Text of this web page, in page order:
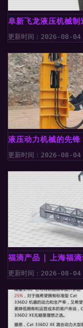
阜新飞龙液压机械
更新时间：2026-08-
液压动力机械的先
更新时间：2026-08-
福滴产品 | 上海福
更新时间：2026-08-